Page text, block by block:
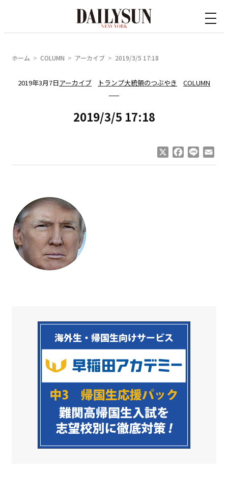
ホーム COLUMN アーカイブ 2019/3/5 17:18
2019年3月7日アーカイブ トランプ大統領のつぶやき COLUMN
2019/3/5 17:18
Facebook
Line